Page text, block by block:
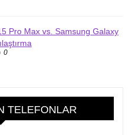
Pro Max vs. Samsung Galaxy
0
TELEFONLAR